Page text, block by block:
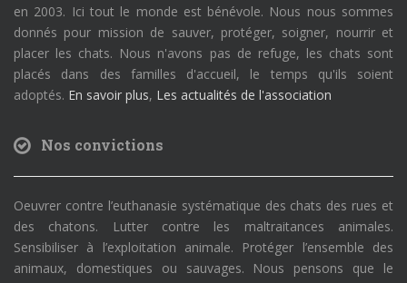
en 2003. Ici tout le monde est bénévole. Nous nous sommes
donnés pour mission de sauver, protéger, soigner, nourrir et
placer les chats. Nous n'avons pas de refuge, les chats sont
placés dans des familles d'accueil, le temps qu'ils soient
adoptés. En savoir plus, Les actualités de l'association
Nos convictions
Oeuvrer contre l’euthanasie systématique des chats des rues et
des chatons. Lutter contre les maltraitances animales.
Sensibiliser à l’exploitation animale. Protéger l’ensemble des
animaux, domestiques ou sauvages. Nous pensons que le